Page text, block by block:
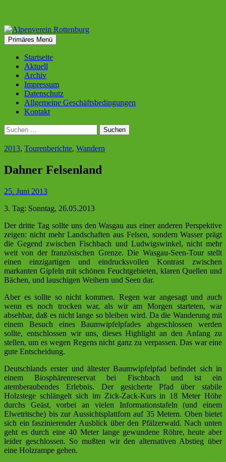
Zum
Inhalt
springen
Alpenverein Rottenburg
Suchen
Primäres Menü
Startseite
Aktuell
Archiv
Impressum
Datenschutz
Allgemeine Geschäftsbedingungen
Kontakt
Suchen
nach:
2013, Tourenberichte, Wandern
Dahner Felsenland
25. Juni 2013
3. Tag: Sonntag, 26.05.2013
Der dritte Tag sollte uns den Wasgau aus einer anderen Perspektive
zeigen: nicht mehr Landschaften aus Felsen, sondern Wasser prägt
die Gegend zwischen Fischbach und Ludwigswinkel, nicht mehr
weit von der französischen Grenze. Die Wasgau-Seen-Tour stellt
einen einzigartigen und eindrucksvollen Kontrast zwischen
markanten Gipfeln mit schönen Feuchtgebieten, klaren Quellen und
Bächen, und lauschigen Weihern und Seen dar.
Aber es sollte so nicht kommen. Regen war angesagt und auch
wenn es noch trocken war, als wir am Morgen starteten, war
absehbar, daß es nicht lange so bleiben wird. Da die Wanderung mit
einem Besuch eines Baumwipfelpfades abgeschlossen werden
sollte, entschlossen wir uns, dieses Highlight an den Anfang zu
stellen, um es wegen Regens nicht ganz zu verpassen. Das war eine
gute Entscheidung.
Deutschlands erster und ältester Baumwipfelpfad befindet sich in
einem Biosphärenreservat bei Fischbach und ist ein
atemberaubendes Erlebnis. Der gesicherte Pfad über stabile
Holzstege schlängelt sich im Zick-Zack-Kurs in 18 Meter Höhe
durchs Geäst, vorbei an vielen Informationstafeln (und einem
Elwetritsche) bis zur Aussichtsplattforn auf 35 Metern. Oben bietet
sich ein faszinierender Ausblick über den Pfälzerwald. Nach unten
geht es durch eine 40 Meter lange gewundene Röhre, heute aber
leider geschlossen. So mußten wir den alternativen Abstieg über
eine Holzrampe gehen.